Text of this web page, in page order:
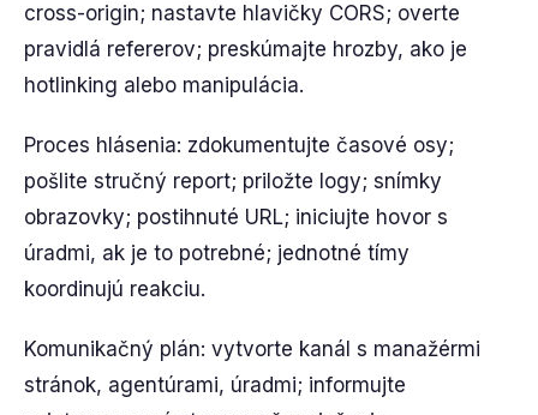
cross-origin; nastavte hlavičky CORS; overte
pravidlá refererov; preskúmajte hrozby, ako je
hotlinking alebo manipulácia.
Proces hlásenia: zdokumentujte časové osy;
pošlite stručný report; priložte logy; snímky
obrazovky; postihnuté URL; iniciujte hovor s
úradmi, ak je to potrebné; jednotné tímy
koordinujú reakciu.
Komunikačný plán: vytvorte kanál s manažérmi
stránok, agentúrami, úradmi; informujte